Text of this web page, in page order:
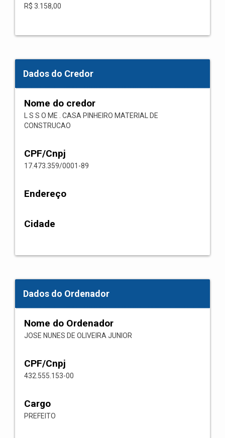
R$ 3.158,00
Dados do Credor
Nome do credor
L S S O ME . CASA PINHEIRO MATERIAL DE
CONSTRUCAO
CPF/Cnpj
17.473.359/0001-89
Endereço
Cidade
Dados do Ordenador
Nome do Ordenador
JOSE NUNES DE OLIVEIRA JUNIOR
CPF/Cnpj
432.555.153-00
Cargo
PREFEITO